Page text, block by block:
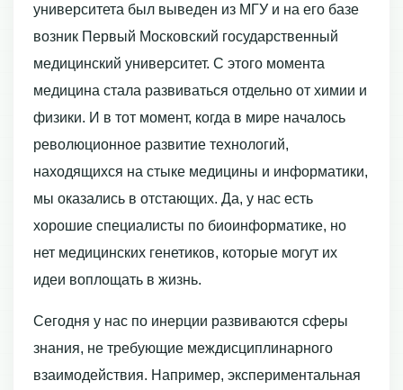
университета был выведен из МГУ и на его базе
возник Первый Московский государственный
медицинский университет. С этого момента
медицина стала развиваться отдельно от химии и
физики. И в тот момент, когда в мире началось
революционное развитие технологий,
находящихся на стыке медицины и информатики,
мы оказались в отстающих. Да, у нас есть
хорошие специалисты по биоинформатике, но
нет медицинских генетиков, которые могут их
идеи воплощать в жизнь.
Сегодня у нас по инерции развиваются сферы
знания, не требующие междисциплинарного
взаимодействия. Например, экспериментальная